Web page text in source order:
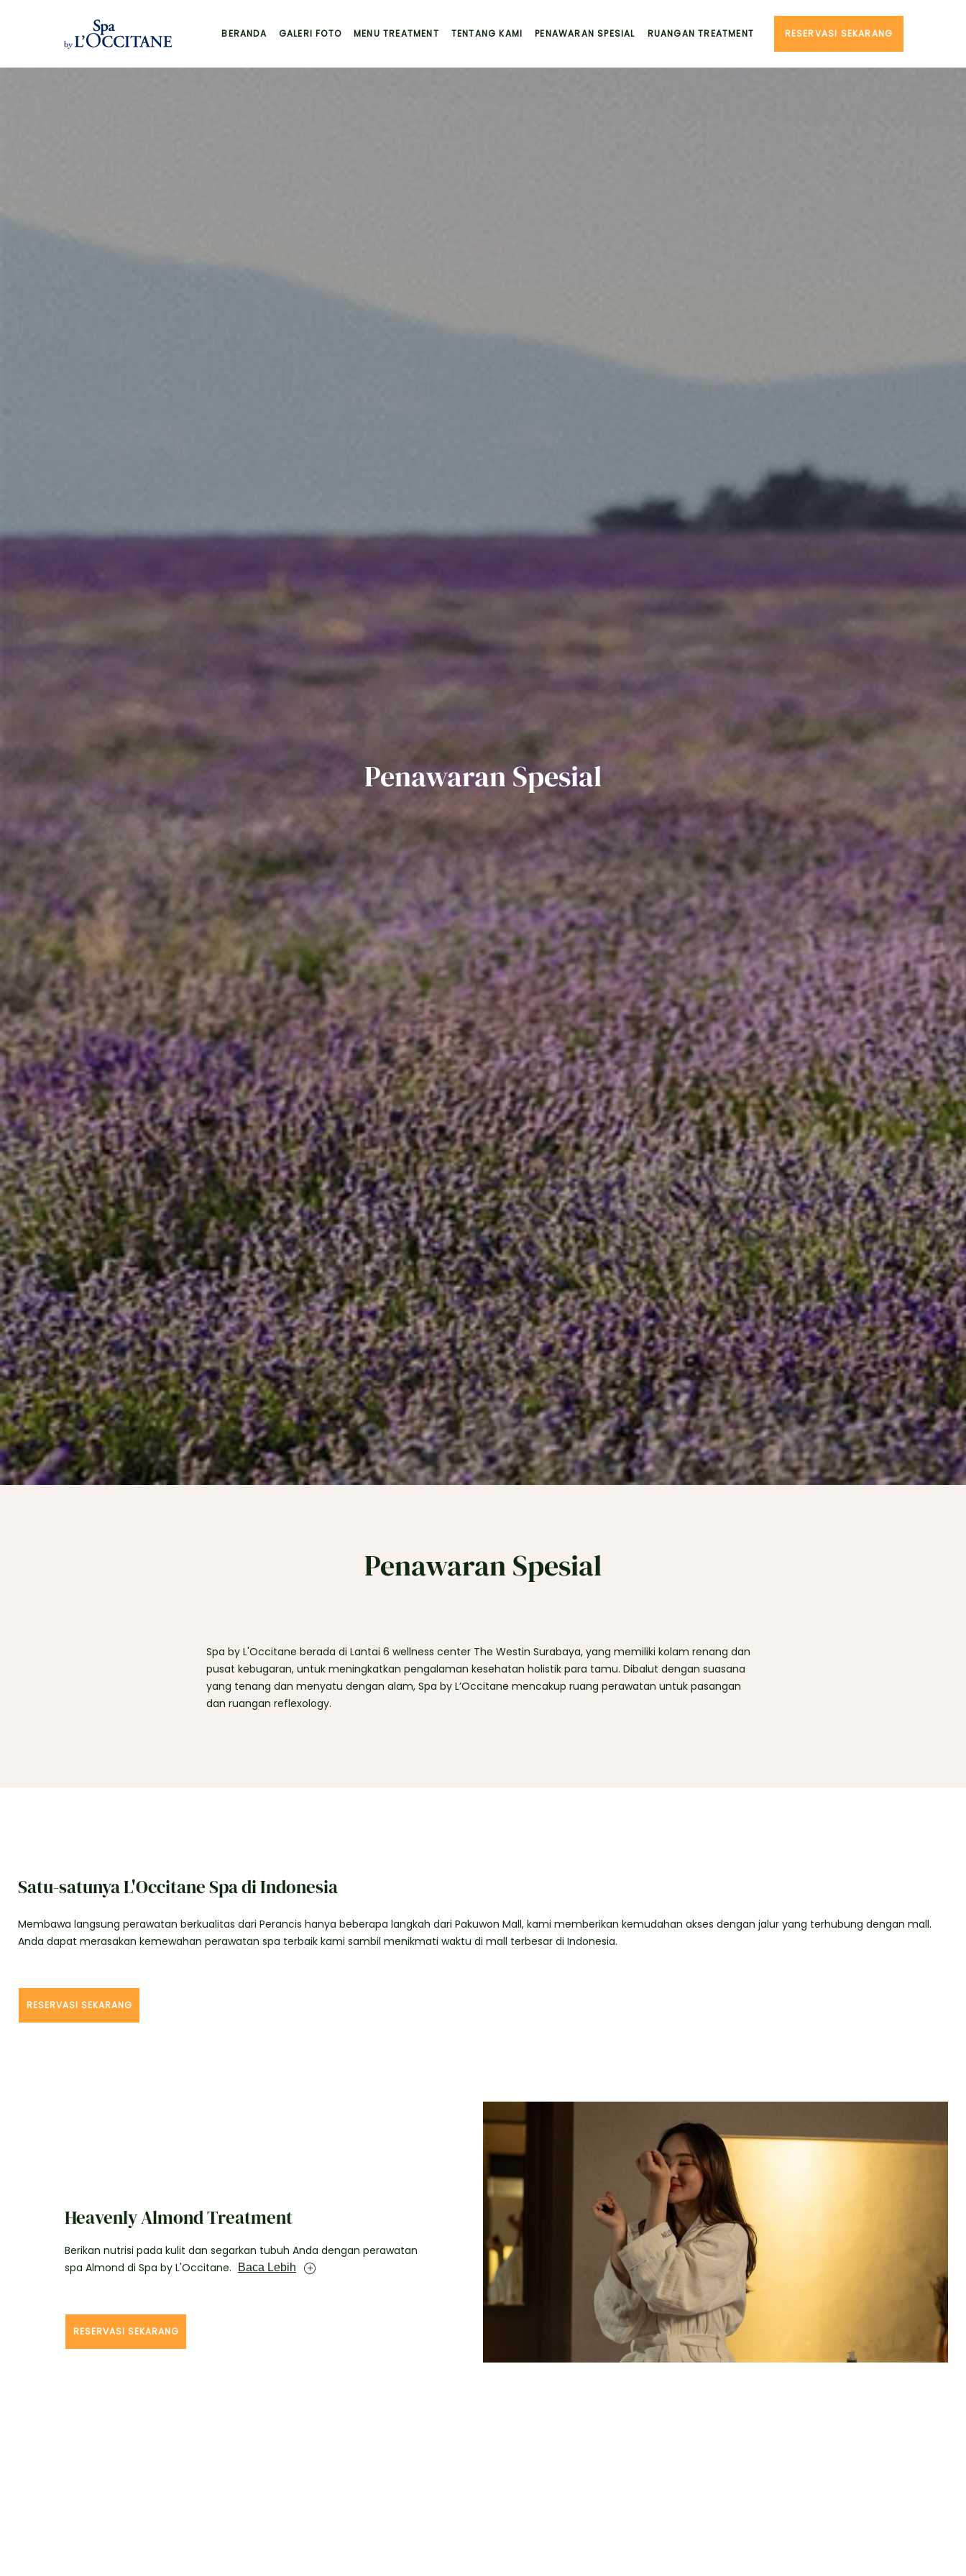
BERANDA GALERI FOTO MENU TREATMENT TENTANG KAMI PENAWARAN SPESIAL RUANGAN TREATMENT RESERVASI SEKARANG
Penawaran Spesial
Penawaran Spesial
Spa by L'Occitane berada di Lantai 6 wellness center The Westin Surabaya, yang memiliki kolam renang dan
pusat kebugaran, untuk meningkatkan pengalaman kesehatan holistik para tamu. Dibalut dengan suasana
yang tenang dan menyatu dengan alam, Spa by L’Occitane mencakup ruang perawatan untuk pasangan
dan ruangan reflexology.
Satu-satunya L'Occitane Spa di Indonesia
Membawa langsung perawatan berkualitas dari Perancis hanya beberapa langkah dari Pakuwon Mall, kami memberikan kemudahan akses dengan jalur yang terhubung dengan mall.
Anda dapat merasakan kemewahan perawatan spa terbaik kami sambil menikmati waktu di mall terbesar di Indonesia.
RESERVASI SEKARANG
Heavenly Almond Treatment
Berikan nutrisi pada kulit dan segarkan tubuh Anda dengan perawatan
spa Almond di Spa by L'Occitane.
Baca Lebih
RESERVASI SEKARANG